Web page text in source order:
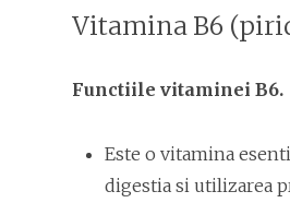
Vitamina B6
Functiile vitaminei B6.
Este o vitamina
digestia si utilizarea